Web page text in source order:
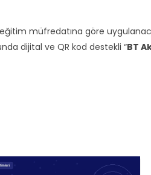
müfredatına göre
dijital ve QR kod destekli “BT